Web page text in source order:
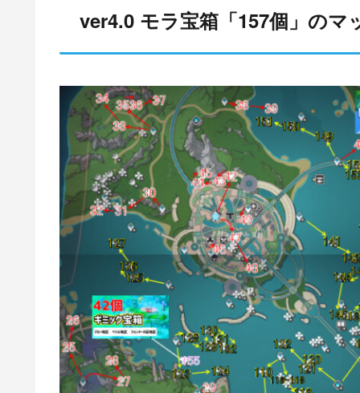
ver4.0 モラ宝箱「157個」のマ